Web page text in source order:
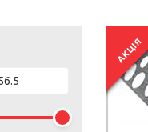
АКЦІЯ